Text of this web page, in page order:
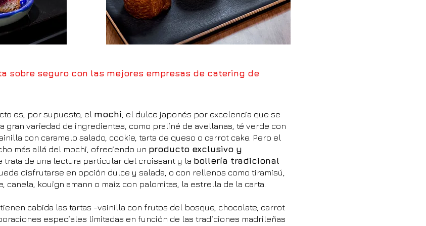
sobre seguro con las mejores empresas de catering de
es, por supuesto, el mochi, el dulce japonés por excelencia que se
gran variedad de ingredientes, como praliné de avellanas, té verde con
con caramelo salado, cookie, tarta de queso o carrot cake. Pero el
más allá del mochi, ofreciendo un producto exclusivo y
trata de una lectura particular del croissant y la bollería tradicional
disfrutarse en opción dulce y salada, o con rellenos como tiramisú,
canela, kouign amann o maíz con palomitas, la estrella de la carta.
cabida las tartas -vainilla con frutos del bosque, chocolate, carrot
especiales limitadas en función de las tradiciones madrileñas